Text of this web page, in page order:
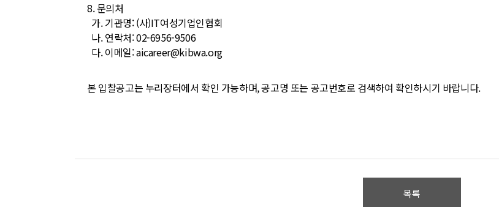
8. 문의처
가. 기관명: (사)IT여성기업인협회
나. 연락처: 02-6956-9506
다. 이메일: aicareer@kibwa.org
본 입찰공고는 누리장터에서 확인 가능하며, 공고명 또는 공고번호로 검색하여 확인하시기 바랍니다.
목록